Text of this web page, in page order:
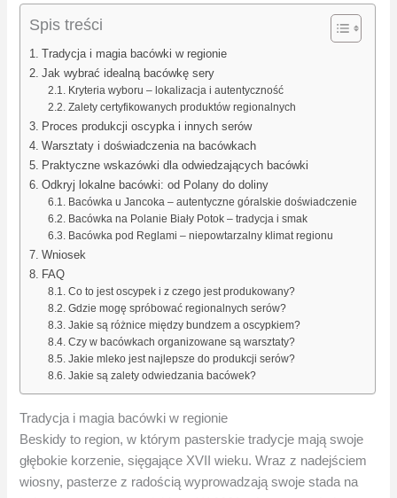
Spis treści
Tradycja i magia bacówki w regionie
Jak wybrać idealną bacówkę sery
Kryteria wyboru – lokalizacja i autentyczność
Zalety certyfikowanych produktów regionalnych
Proces produkcji oscypka i innych serów
Warsztaty i doświadczenia na bacówkach
Praktyczne wskazówki dla odwiedzających bacówki
Odkryj lokalne bacówki: od Polany do doliny
Bacówka u Jancoka – autentyczne góralskie doświadczenie
Bacówka na Polanie Biały Potok – tradycja i smak
Bacówka pod Reglami – niepowtarzalny klimat regionu
Wniosek
FAQ
Co to jest oscypek i z czego jest produkowany?
Gdzie mogę spróbować regionalnych serów?
Jakie są różnice między bundzem a oscypkiem?
Czy w bacówkach organizowane są warsztaty?
Jakie mleko jest najlepsze do produkcji serów?
Jakie są zalety odwiedzania bacówek?
Tradycja i magia bacówki w regionie
Beskidy to region, w którym pasterskie tradycje mają swoje
głębokie korzenie, sięgające XVII wieku. Wraz z nadejściem
wiosny, pasterze z radością wyprowadzają swoje stada na